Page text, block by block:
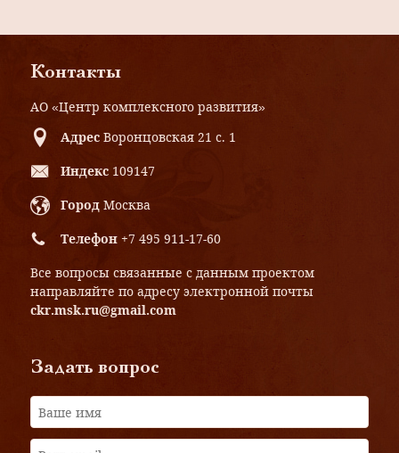
Контакты
АО «Центр комплексного развития»
Адрес Воронцовская 21 с. 1
Индекс 109147
Город Москва
Телефон +7 495 911-17-60
Все вопросы связанные с данным проектом
направляйте по адресу электронной почты
ckr.msk.ru@gmail.com
Задать вопрос